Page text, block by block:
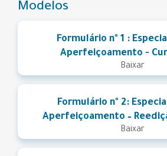
Modelos
Formulário nº 1 :
Aperfeiçoamento -
Baixar
Formulário nº 2:
Aperfeiçoamento –
Baixar